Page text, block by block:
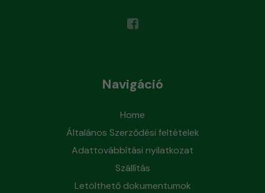
Navigáció
Home
Általános Szerződési feltételek
Adattovábbítási nyilatkozat
Szállítás
Letölthető dokumentumok